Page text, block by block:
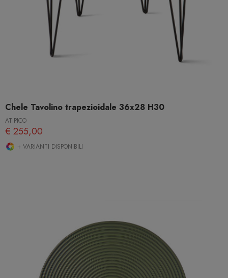
Chele Tavolino trapezioidale 36x28 H30
ATIPICO
€ 255,00
+ VARIANTI DISPONIBILI